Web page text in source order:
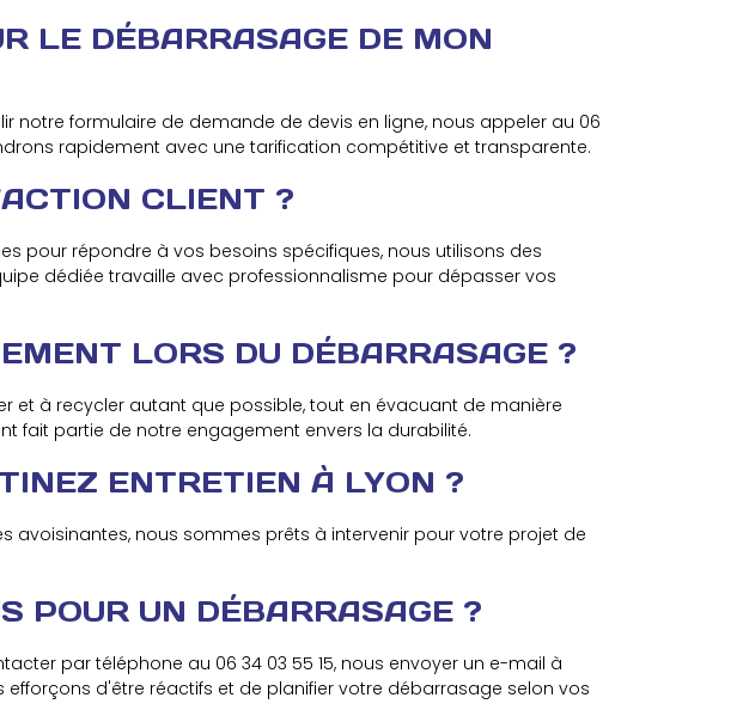
LE DÉBARRASAGE DE MON
notre formulaire de demande de devis en ligne, nous appeler au 06
rapidement avec une tarification compétitive et transparente.
CLIENT ?
pour répondre à vos besoins spécifiques, nous utilisons des
dédiée travaille avec professionnalisme pour dépasser vos
LORS DU DÉBARRASAGE ?
et à recycler autant que possible, tout en évacuant de manière
fait partie de notre engagement envers la durabilité.
ENTRETIEN À LYON ?
avoisinantes, nous sommes prêts à intervenir pour votre projet de
POUR UN DÉBARRASAGE ?
par téléphone au 06 34 03 55 15, nous envoyer un e-mail à
d'être réactifs et de planifier votre débarrasage selon vos